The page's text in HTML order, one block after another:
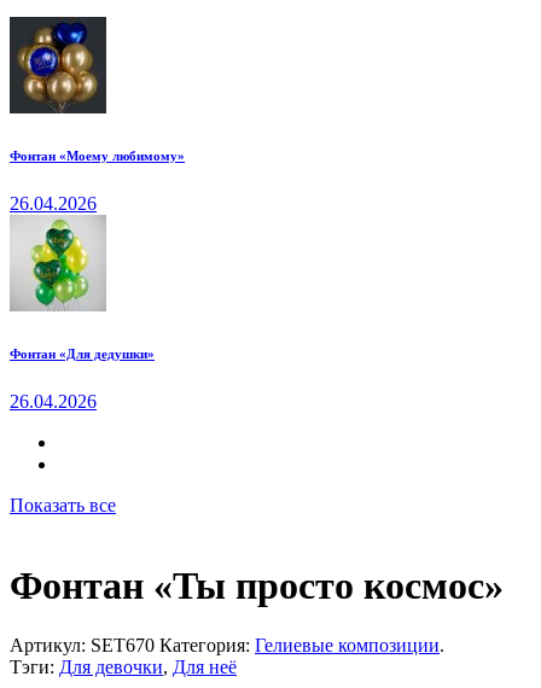
Фонтан «Моему любимому»
26.04.2026
Фонтан «Для дедушки»
26.04.2026
Показать все
Фонтан «Ты просто космос»
Артикул: SET670 Категория: Гелиевые композиции.
Тэги: Для девочки, Для неё